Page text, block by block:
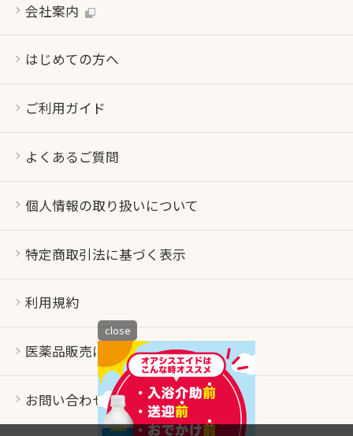
会社案内
はじめての方へ
ご利用ガイド
よくあるご質問
個人情報の取り扱いについて
特定商取引法に基づく表示
利用規約
医薬品販売について
お問い合わせ
close